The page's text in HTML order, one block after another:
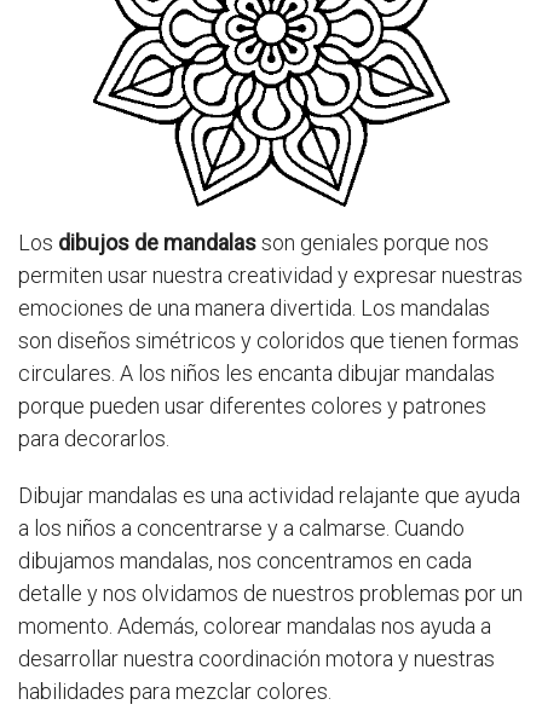
Los dibujos de mandalasson geniales porque nos
permiten usar nuestra creatividad y expresar nuestras
emociones de una manera divertida. Los mandalas
son diseños simétricos y coloridos que tienen formas
circulares. A los niños les encanta dibujar mandalas
porque pueden usar diferentes colores y patrones
para decorarlos.
Dibujar mandalas es una actividad relajante que ayuda
a los niños a concentrarse y a calmarse. Cuando
dibujamos mandalas, nos concentramos en cada
detalle y nos olvidamos de nuestros problemas por un
momento. Además, colorear mandalas nos ayuda a
desarrollar nuestra coordinación motora y nuestras
habilidades para mezclar colores.